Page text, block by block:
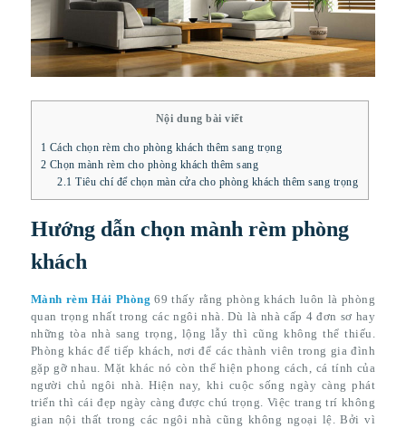
Nội dung bài viết
1 Cách chọn rèm cho phòng khách thêm sang trọng
2 Chọn mành rèm cho phòng khách thêm sang
2.1 Tiêu chí để chọn màn cửa cho phòng khách thêm sang trọng
Hướng dẫn chọn mành rèm phòng
khách
Mành rèm Hải Phòng 69 thấy rằng phòng khách luôn là phòng
quan trọng nhất trong các ngôi nhà. Dù là nhà cấp 4 đơn sơ hay
những tòa nhà sang trọng, lộng lẫy thì cũng không thể thiếu.
Phòng khác để tiếp khách, nơi để các thành viên trong gia đình
gặp gỡ nhau. Mặt khác nó còn thể hiện phong cách, cá tính của
người chủ ngôi nhà. Hiện nay, khi cuộc sống ngày càng phát
triển thì cái đẹp ngày càng được chú trọng. Việc trang trí không
gian nội thất trong các ngôi nhà cũng không ngoại lệ. Bởi vì